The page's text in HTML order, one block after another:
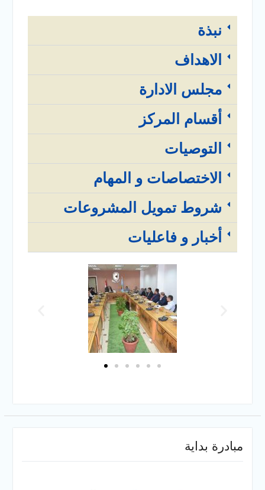
لطلاب الثانوية العامة فى أولى
أيام المرحلة الأولى للتنسيق
الإلكتروني للقبول بالجامعات
2026
نبذة
الاهداف
مجلس الادارة
أقسام المركز
التوصيات
الاختصاصات و المهام
شروط تمويل المشروعات
أخبار و فاعليات
مبادرة بداية